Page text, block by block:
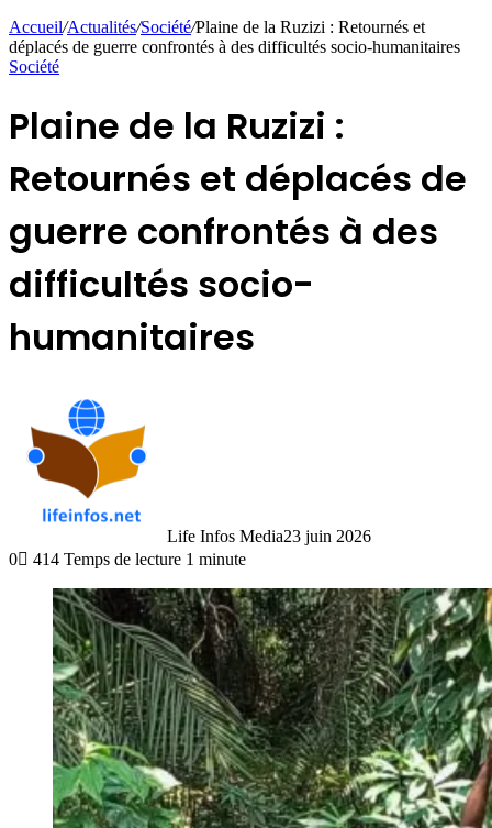
Accueil/Actualités/Société/Plaine de la Ruzizi : Retournés et
déplacés de guerre confrontés à des difficultés socio-humanitaires
Société
Plaine de la Ruzizi :
Retournés et déplacés de
guerre confrontés à des
difficultés socio-
humanitaires
Life Infos Media23 juin 2026
0
414 Temps de lecture 1 minute